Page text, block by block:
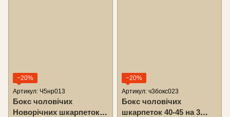
−20%
Артикул: Ч5нр013
Бокс чоловічих
Новорічних шкарпеток
−20%
Артикул: ч3бокс023
Бокс чоловічих
шкарпеток 40-45 на 3